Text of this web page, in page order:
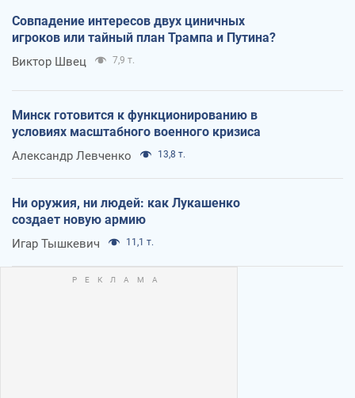
Совпадение интересов двух циничных
игроков или тайный план Трампа и Путина?
Виктор Швец 7,9 т.
Минск готовится к функционированию в
условиях масштабного военного кризиса
Александр Левченко 13,8 т.
Ни оружия, ни людей: как Лукашенко
создает новую армию
Игар Тышкевич 11,1 т.